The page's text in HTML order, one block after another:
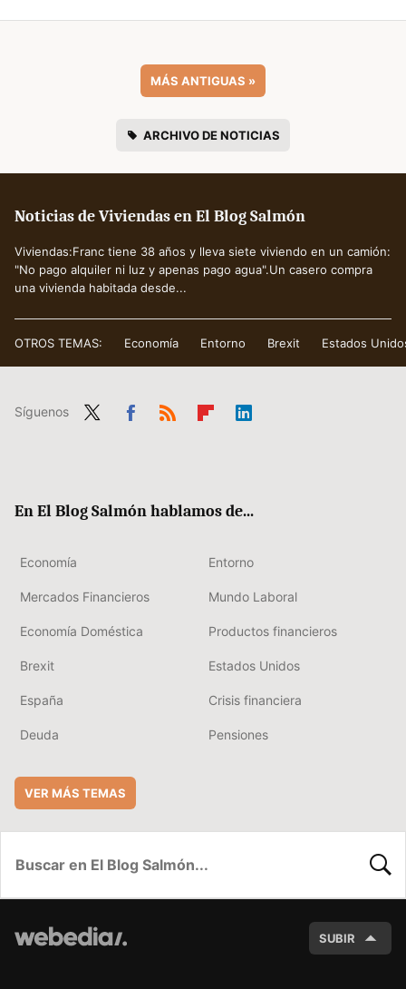
MÁS ANTIGUAS »
ARCHIVO DE NOTICIAS
Noticias de Viviendas en El Blog Salmón
Viviendas:Franc tiene 38 años y lleva siete viviendo en un camión:
"No pago alquiler ni luz y apenas pago agua".Un casero compra
una vivienda habitada desde...
OTROS TEMAS: Economía Entorno Brexit Estados
Síguenos
En El Blog Salmón hablamos de...
Economía Entorno
Mercados Financieros Mundo Laboral
Economía Doméstica Productos financieros
Brexit Estados Unidos
España Crisis financiera
Deuda Pensiones
VER MÁS TEMAS
SUBIR